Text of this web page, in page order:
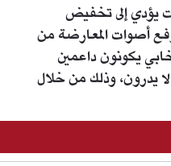
يؤدي إلى تخفيض
أصوات المعارضة من
يكونون داعمين
يدرون، وذلك من خلال